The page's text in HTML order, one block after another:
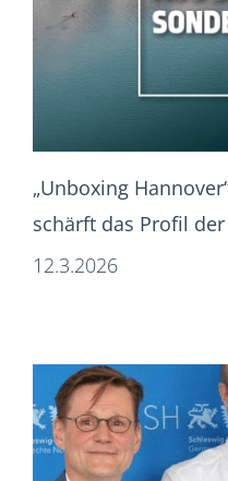
„Unboxing
schärft das Profil der
12.3.2026